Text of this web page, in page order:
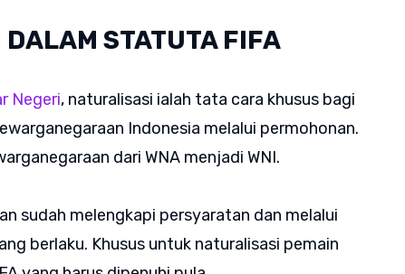
STATUTA FIFA
Negeri, naturalisasi ialah tata cara khusus bagi
Indonesia melalui permohonan.
dari WNA menjadi WNI.
sudah melengkapi persyaratan dan melalui
berlaku. Khusus untuk naturalisasi pemain